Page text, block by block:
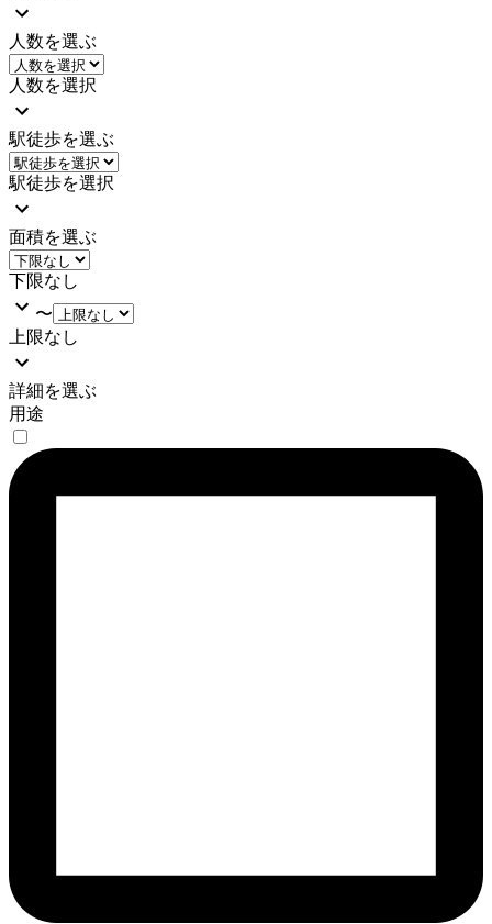
人数を選ぶ
人数を選択
駅徒歩を選ぶ
駅徒歩を選択
面積を選ぶ
下限なし
〜
上限なし
詳細を選ぶ
用途